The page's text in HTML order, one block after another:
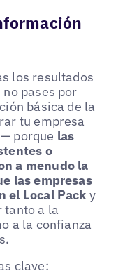
los resultados
no pases por
básica de la
tu empresa
porque las
o
a menudo la
las empresas
el Local Pack y
tanto a la
a la confianza
clave: